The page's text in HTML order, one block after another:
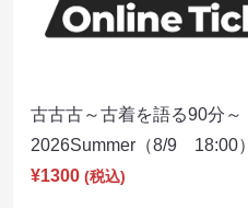
古古古～古着を語る90分～
2026Summer（8/9 18:00）
¥1300 (税込)